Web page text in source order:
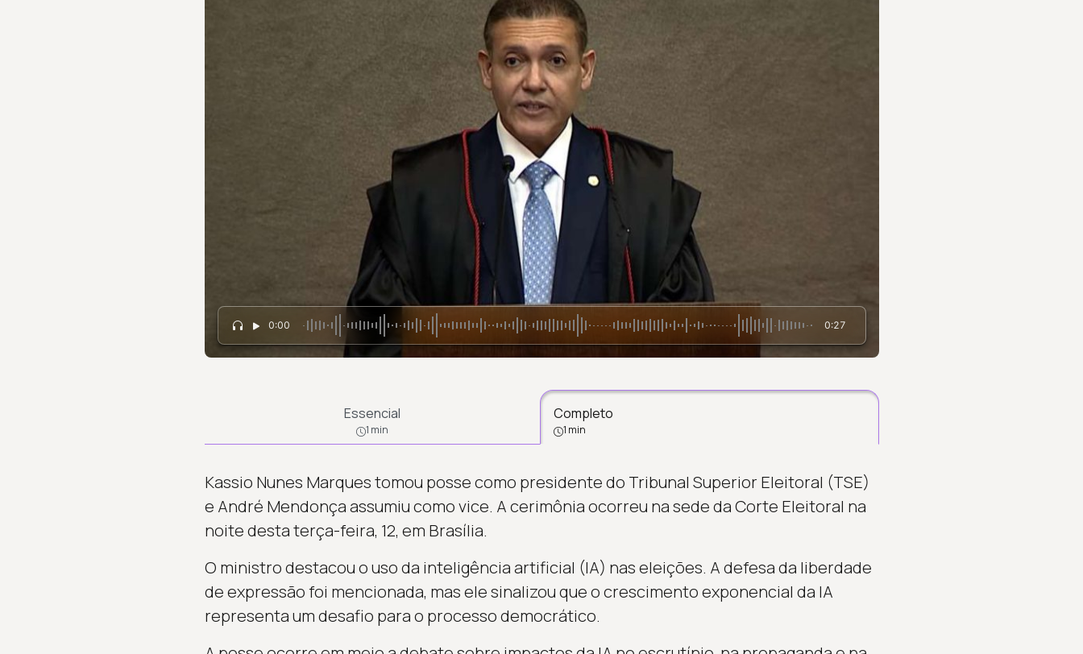
0:00 0:27
Essencial
1 min
Completo
1 min
Kassio Nunes Marques tomou posse como presidente do Tribunal Superior Eleitoral (TSE)
e André Mendonça assumiu como vice. A cerimônia ocorreu na sede da Corte Eleitoral na
noite desta terça-feira, 12, em Brasília.
O ministro destacou o uso da inteligência artificial (IA) nas eleições. A defesa da liberdade
de expressão foi mencionada, mas ele sinalizou que o crescimento exponencial da IA
representa um desafio para o processo democrático.